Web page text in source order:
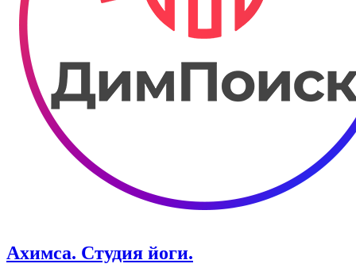
Ахимса. Студия йоги.